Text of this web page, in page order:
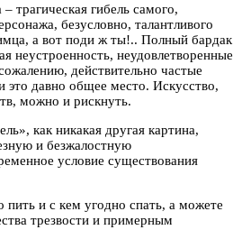
трагическая гибель самого,
безусловно, талантливого
а вот поди ж ты!.. Полный бардак
неустроенность, неудовлетворенные
действительно частые
давно общее место. Искусство,
можно и рискнуть.
как никакая другая картина,
и безжалостную
условие существования
пить и с кем угодно спать, а можете
трезвости и примерным